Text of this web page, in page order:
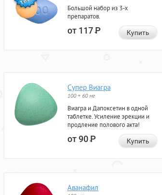
Большой набор из 3-х
препаратов.
от 117Р Купить
Супер Виагра
100 + 60 мг
Виагра и Дапоксетин в одной
таблетке. Усиление эрекции и
продление полового акта!
от 90Р Купить
Аванафил